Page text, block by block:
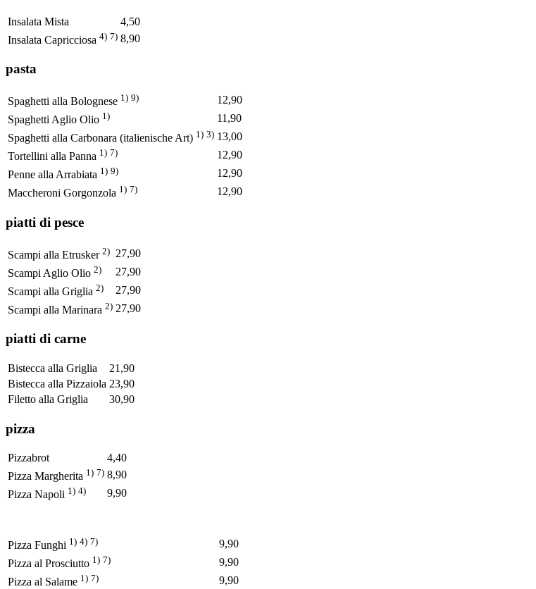
Insalata Mista
4,50
Insalata Capricciosa 4) 7) 8,90
pasta
Spaghetti alla Bolognese 1) 9)
12,90
Spaghetti Aglio Olio 1)
11,90
Spaghetti alla Carbonara (italienische Art) 1) 3) 13,00
Tortellini alla Panna 1) 7)
12,90
Penne alla Arrabiata 1) 9)
12,90
Maccheroni Gorgonzola 1) 7) 12,90
piatti di pesce
Scampi alla Etrusker 2) 27,90
Scampi Aglio Olio 2)
27,90
Scampi alla Griglia 2)
27,90
Scampi alla Marinara 2) 27,90
piatti di carne
Bistecca alla Griglia
21,90
Bistecca alla Pizzaiola 23,90
Filetto alla Griglia
30,90
pizza
Pizzabrot
4,40
Pizza Margherita 1) 7) 8,90
Pizza Napoli 1) 4) 9,90
Pizza Funghi 1) 4) 7)
9,90
Pizza al Prosciutto 1) 7)
9,90
Pizza al Salame 1) 7)
9,90